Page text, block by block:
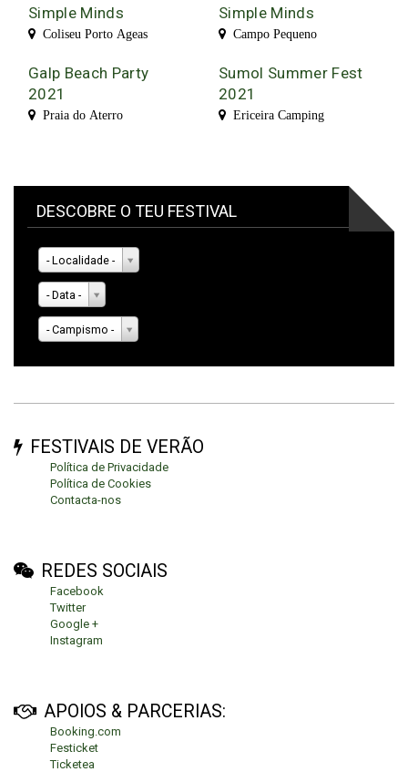
Simple Minds
Coliseu Porto Ageas
Simple Minds
Campo Pequeno
Galp Beach Party
2021
Praia do Aterro
Sumol Summer Fest
2021
Ericeira Camping
DESCOBRE O TEU FESTIVAL
- Localidade -
- Data -
- Campismo -
FESTIVAIS DE VERÃO
Política de Privacidade
Política de Cookies
Contacta-nos
REDES SOCIAIS
Facebook
Twitter
Google +
Instagram
APOIOS & PARCERIAS:
Booking.com
Festicket
Ticketea